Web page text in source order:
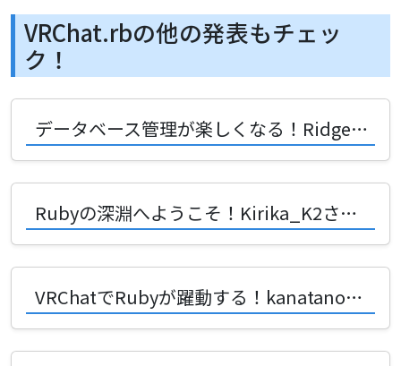
VRChat.rbの他の発表もチェッ
ク！
データベース管理が楽しくなる！Ridgepoleで描く理想の設計図
Rubyの深淵へようこそ！Kirika_K2さんが語る驚きの隠し技10選
VRChatでRubyが躍動する！kanatanoyuuyakeさんが語る創造の未来